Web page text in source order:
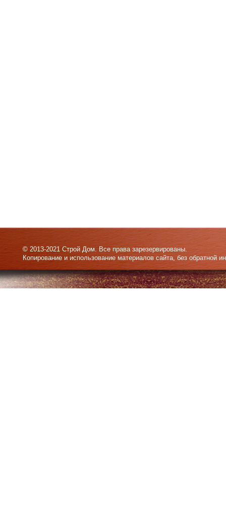
© 2013-2021 Строй Дом. Все права зарезервированы.
Копирование и использование материалов сайта, без обратной